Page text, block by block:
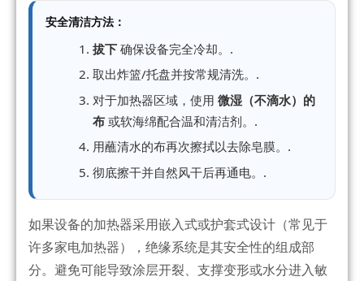
安全清洁方法：
拔下确保设备完全冷却。.
取出炸篮/托盘并按常规清洗。.
对于加热器区域，使用 微湿（不滴水）的
布或软海绵配合温和清洁剂。.
用蘸清水的布再次擦拭以去除皂膜。.
彻底擦干并自然风干后再通电。.
如果设备的加热器采用嵌入式或护套式设计（常见于
许多家电加热器），绝缘系统是其安全性的组成部
分。避免可能导致涂层开裂、支撑变形或水分进入敏